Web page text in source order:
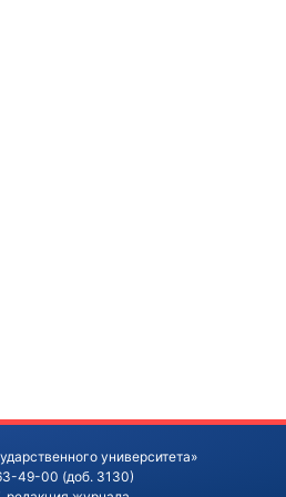
университета»
49-00 (доб. 3130)